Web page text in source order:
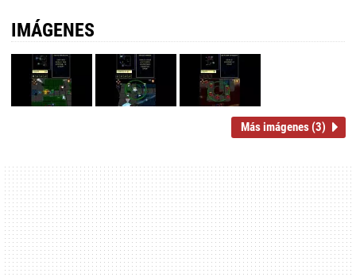
IMÁGENES
Más imágenes (3)